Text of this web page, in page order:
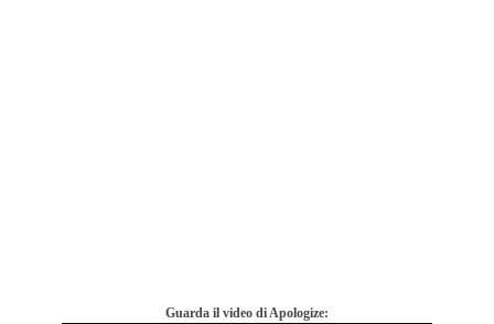
Guarda il video di Apologize: